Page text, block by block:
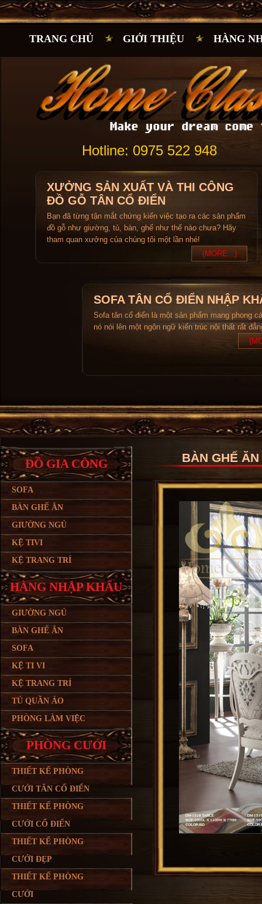
TRANG CHỦ GIỚI THIỆU HÀNG
Hotline: 0975 522 948
XƯỞNG SẢN XUẤT VÀ THI CÔNG
ĐỒ GỖ TÂN CỔ ĐIỂN
Bạn đã từng tận mắt chứng kiến việc tạo ra các sản phẩm
đồ gỗ như giường, tủ, bàn, ghế như thế nào chưa? Hãy
tham quan xưởng của chúng tôi một lần nhé!
(MORE...)
SOFA TÂN CỔ ĐIỂN NHẬP
Sofa tân cổ điển là một sản phẩm mang phong
nó nói lên một ngôn ngữ kiến trúc nội thất rất
ĐỒ GIA CÔNG
SOFA
BÀN GHẾ ĂN
GIƯỜNG NGỦ
KỆ TIVI
KỆ TRANG TRÍ
HÀNG NHẬP KHẨU
GIƯỜNG NGỦ
BÀN GHẾ ĂN
SOFA
KỆ TI VI
KỆ TRANG TRÍ
TỦ QUẦN ÁO
PHÒNG LÀM VIỆC
PHÒNG CƯỚI
THIẾT KẾ PHÒNG
CƯỚI TÂN CỔ ĐIỂN
THIẾT KẾ PHÒNG
CƯỚI CỔ ĐIỂN
THIẾT KẾ PHÒNG
CƯỚI ĐẸP
THIẾT KẾ PHÒNG
CƯỚI
BÀN GHẾ